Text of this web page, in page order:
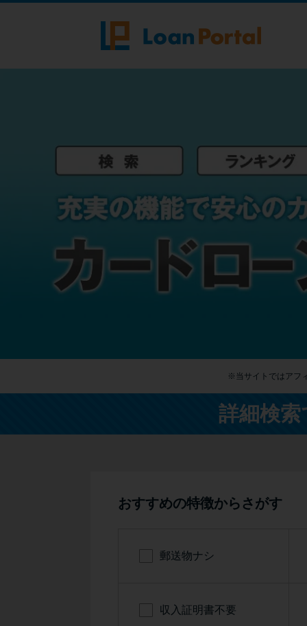
※当サイトではアフ
詳細検
おすすめの特徴からさがす
郵送物ナシ
収入証明書不要